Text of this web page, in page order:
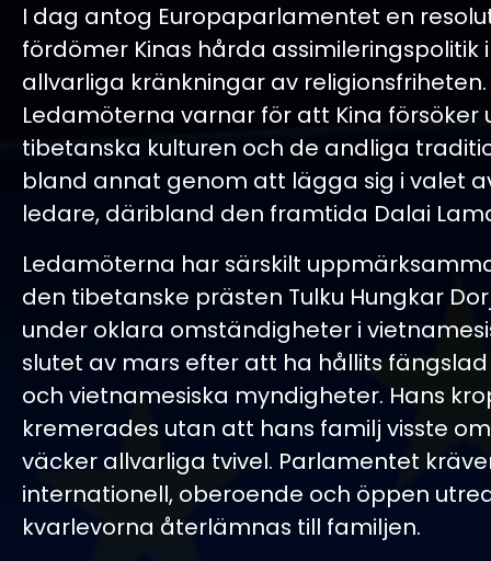
I dag antog Europaparlamentet en
fördömer Kinas hårda assimileringspolitik
allvarliga kränkningar av religionsfriheten.
Ledamöterna varnar för att Kina försöker
tibetanska kulturen och de andliga
bland annat genom att lägga sig i valet
ledare, däribland den framtida Dalai
Ledamöterna har särskilt
den tibetanske prästen Tulku Hungkar
under oklara omständigheter i
slutet av mars efter att ha hållits fängslad
och vietnamesiska myndigheter. Hans
kremerades utan att hans familj visste
väcker allvarliga tvivel. Parlamentet
internationell, oberoende och öppen
kvarlevorna återlämnas till familjen.